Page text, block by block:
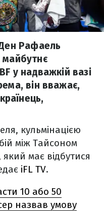
Рафаель
майбутнє
у надважкій вазі
він вважає,
кульмінацією
між Тайсоном
має відбутися
iFL TV.
10 або 50
назвав умову